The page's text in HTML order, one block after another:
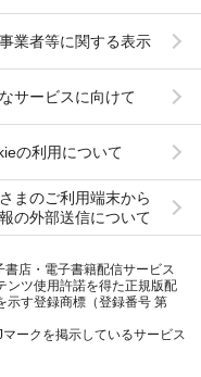
業者等に関する表示
サービスに向けて
の利用について
まのご利用端末から
の外部送信について
店・電子書籍配信サービス
ンツ使用許諾を得た正規版配
示す登録商標（登録番号 第
ークを掲示しているサービス